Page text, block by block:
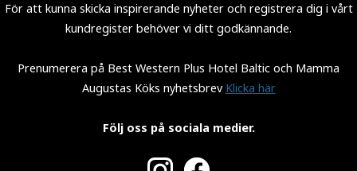
För att kunna skicka inspirerande nyheter och registrera dig i vårt
kundregister behöver vi ditt godkännande.
Prenumerera på Best Western Plus Hotel Baltic och Mamma
Augustas Köks nyhetsbrev Klicka här
Följ oss på sociala medier.